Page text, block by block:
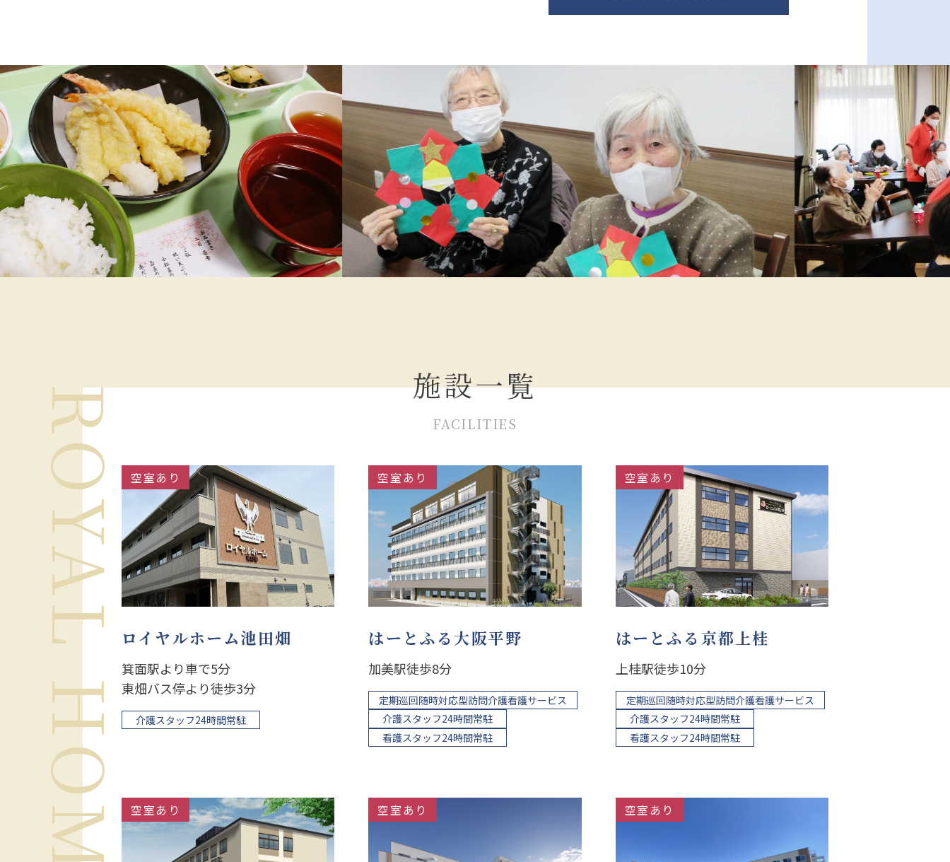
施設一覧
FACILITIES
空室あり
ロイヤルホーム池田畑
箕面駅より車で5分
東畑バス停より徒歩3分
介護スタッフ24時間常駐
空室あり
はーとふる大阪平野
加美駅徒歩8分
定期巡回随時対応型訪問介護看護サービス
介護スタッフ24時間常駐
看護スタッフ24時間常駐
空室あり
はーとふる京都上桂
上桂駅徒歩10分
定期巡回随時対応型訪問介護看護サービス
介護スタッフ24時間常駐
看護スタッフ24時間常駐
空室あり 空室あり 空室あり